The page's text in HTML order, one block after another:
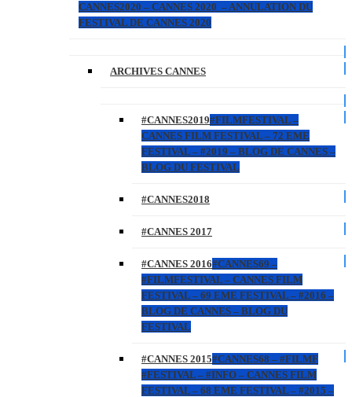
CANNES2020 – CANNES 2020 – ANNULATION DU
FESTIVAL DE CANNES 2020
ARCHIVES CANNES
#CANNES2019#FILMFESTIVAL –
CANNES FILM FESTIVAL – 72 EME
FESTIVAL – #2019 – BLOG DE CANNES –
BLOG DU FESTIVAL
#CANNES2018
#CANNES 2017
#CANNES 2016#CANNES69 –
#FILMFESTIVAL – CANNES FILM
FESTIVAL – 69 EME FESTIVAL – #2016 –
BLOG DE CANNES – BLOG DU
FESTIVAL
#CANNES 2015#CANNES68 – #FILMF
#FESTIVAL – #INFO – CANNES FILM
FESTIVAL – 68 EME FESTIVAL – #2015 –